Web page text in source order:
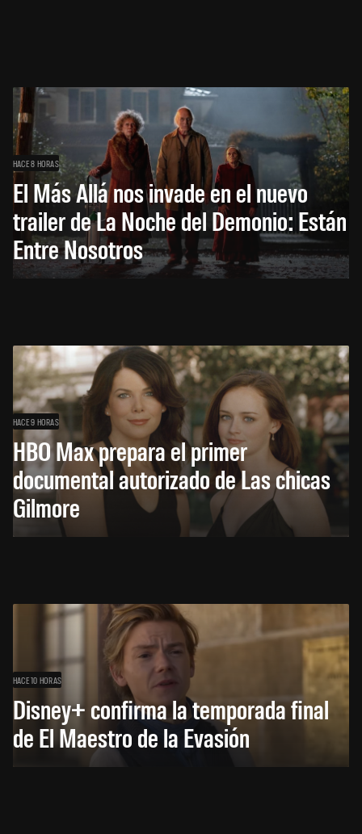
HACE 8 HORAS
El Más Allá nos invade en el nuevo
trailer de La Noche del Demonio: Están
Entre Nosotros
HACE 9 HORAS
HBO Max prepara el primer
documental autorizado de Las chicas
Gilmore
HACE 10 HORAS
Disney+ confirma la temporada final
de El Maestro de la Evasión